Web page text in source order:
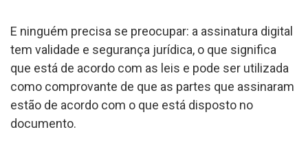
E ninguém precisa se preocupar: a assinatura digital
tem validade e segurança jurídica, o que significa
que está de acordo com as leis e pode ser utilizada
como comprovante de que as partes que assinaram
estão de acordo com o que está disposto no
documento.